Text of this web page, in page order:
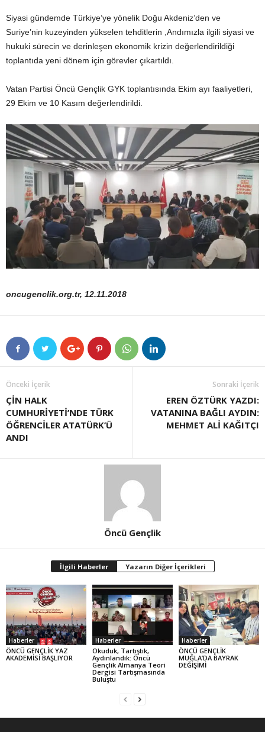
Siyasi gündemde Türkiye’ye yönelik Doğu Akdeniz’den ve
Suriye’nin kuzeyinden yükselen tehditlerin ,Andımızla ilgili siyasi ve
hukuki sürecin ve derinleşen ekonomik krizin değerlendirildiği
toplantıda yeni dönem için görevler çıkartıldı.
Vatan Partisi Öncü Gençlik GYK toplantısında Ekim ayı faaliyetleri,
29 Ekim ve 10 Kasım değerlendirildi.
oncugenclik.org.tr, 12.11.2018
Önceki İçerik
ÇİN HALK
CUMHURİYETİ’NDE TÜRK
ÖĞRENCİLER ATATÜRK’Ü
ANDI
Sonraki İçerik
EREN ÖZTÜRK YAZDI:
VATANINA BAĞLI AYDIN:
MEHMET ALİ KAĞITÇI
Öncü Gençlik
İlgili Haberler Yazarın Diğer İçerikleri
Haberler
ÖNCÜ GENÇLİK YAZ
AKADEMİSİ BAŞLIYOR
Haberler
Okuduk, Tartıştık,
Aydınlandık: Öncü
Gençlik Almanya Teori
Dergisi Tartışmasında
Buluştu
Haberler
ÖNCÜ GENÇLİK
MUĞLA’DA BAYRAK
DEĞİŞİMİ